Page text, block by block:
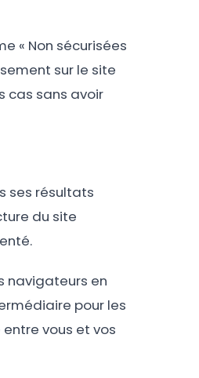
« Non sécurisées
sur le site
cas sans avoir
ses résultats
du site
navigateurs en
pour les
entre vous et vos